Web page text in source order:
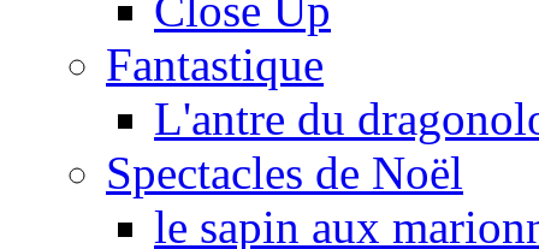
Fantastique
L'antre du
Spectacles de Noël
le sapin aux